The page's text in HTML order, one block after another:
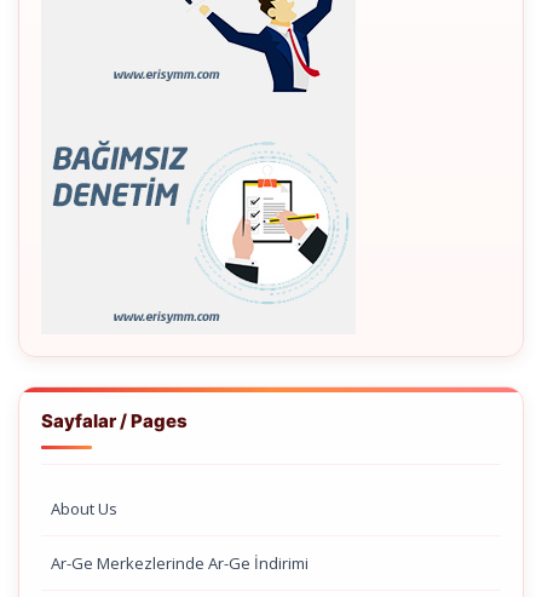
Sayfalar / Pages
About Us
Ar-Ge Merkezlerinde Ar-Ge İndirimi